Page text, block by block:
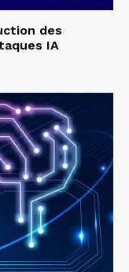
des
IA